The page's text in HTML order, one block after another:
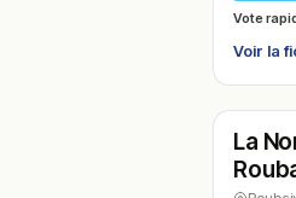
Vote
Voir la
N° 15
Ouvert
La